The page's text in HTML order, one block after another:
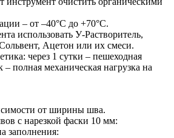
– от –40°С до +70°С.
использовать У-Растворитель,
Ацетон или их смеси.
через 1 сутки – пешеходная
– полная механическая нагрузка на
от ширины шва.
с нарезкой фаски 10 мм:
заполнения: